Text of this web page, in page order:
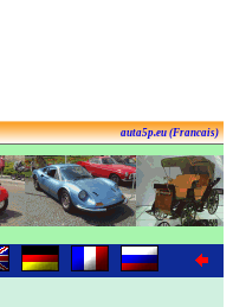
auta5p.eu (Francais)